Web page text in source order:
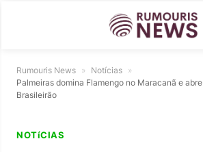
Rumouris News » Notícias »
Palmeiras domina Flamengo no Maracanã e
Brasileirão
NOTíCIAS